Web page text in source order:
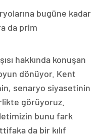
bugüne kadar
da prim
hakkında konuşan
dönüyor. Kent
senaryo siyasetinin
görüyoruz.
bunu fark
da bir kılıf